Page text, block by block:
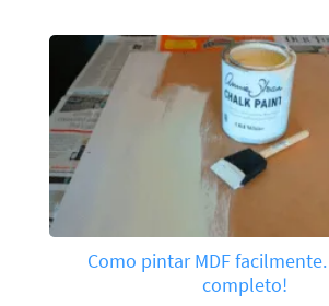
Como pintar MDF
completo!